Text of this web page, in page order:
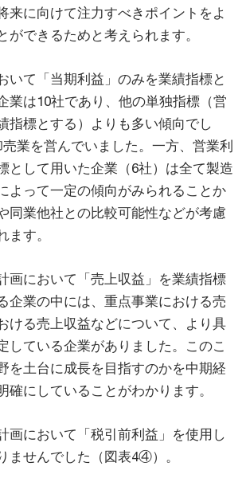
来に向けて注力すべきポイントをよ
ができるためと考えられます。
いて「当期利益」のみを業績指標と
業は10社であり、他の単独指標（営
指標とする）よりも多い傾向でし
業を営んでいました。一方、営業利
として用いた企業（6社）は全て製造
よって一定の傾向がみられることか
同業他社との比較可能性などが考慮
ます。
画において「売上収益」を業績指標
企業の中には、重点事業における売
ける売上収益などについて、より具
している企業がありました。このこ
を土台に成長を目指すのかを中期経
確にしていることがわかります。
画において「税引前利益」を使用し
ませんでした（図表4④）。